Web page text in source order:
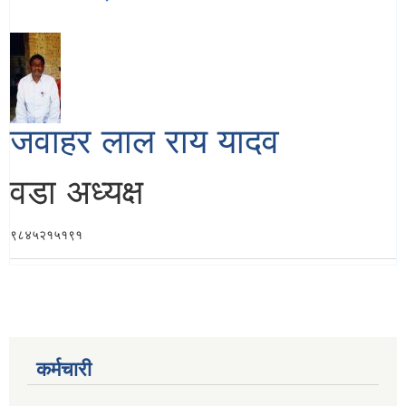
जवाहर लाल राय यादव
वडा अध्यक्ष
९८४५२१५१९१
कर्मचारी